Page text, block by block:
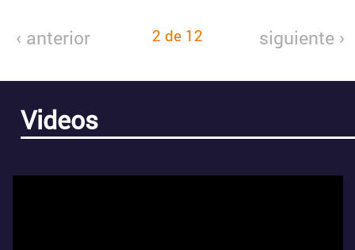
‹ anterior 2 de 12 siguiente ›
Videos